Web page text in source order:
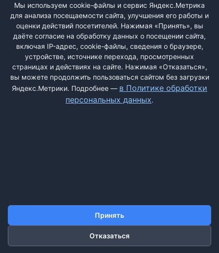
Ужасное качество работы невменяемой Токаревой Полины,
испортит не только ваше настроение, но и здоровье. Не
может выслушать, ничего ...
ДОБАВИТЬ ЖАЛОБУ
КОНТАКТЫ
Мы используем cookie-файлы и сервис Яндекс.Метрика
для анализа посещаемости сайта, улучшения его работы и
оценки действий посетителей. Нажимая «Принять», вы
даёте согласие на обработку данных о посещении сайта,
включая IP-адрес, cookie-файлы, сведения о браузере,
устройстве, источнике перехода, просмотренных
страницах и действиях на сайте. Нажимая «Отказаться»,
вы можете продолжить пользоваться сайтом без загрузки
Яндекс.Метрики. Подробнее — в Политике обработки
персональных данных.
Принять
Отказаться